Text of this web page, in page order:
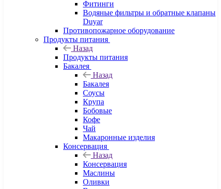
Фитинги
Водяные фильтры и обратные клапаны
Duyar
Противопожарное оборудование
Продукты питания
Назад
Продукты питания
Бакалея
Назад
Бакалея
Соусы
Крупа
Бобовые
Кофе
Чай
Макаронные изделия
Консервация
Назад
Консервация
Маслины
Оливки